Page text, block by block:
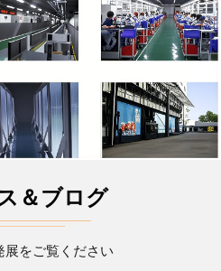
＆ブログ
展をご覧ください